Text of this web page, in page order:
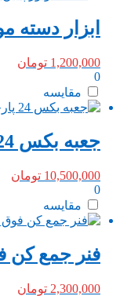
ابزار دسته
1,200,000 تومان
0
مقایسه
جعبه بکس 24 پارچه هنس تایوان
10,500,000 تومان
0
مقایسه
فنر‌ جمع کن
2,300,000 تومان